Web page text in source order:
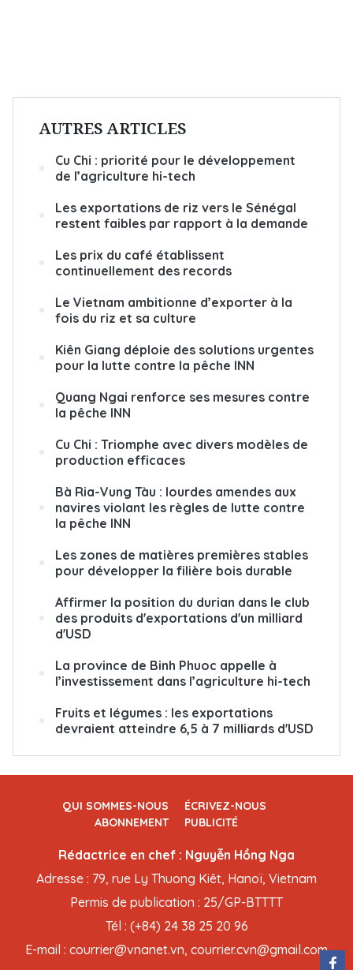
AUTRES ARTICLES
Cu Chi : priorité pour le développement
de l’agriculture hi-tech
Les exportations de riz vers le Sénégal
restent faibles par rapport à la demande
Les prix du café établissent
continuellement des records
Le Vietnam ambitionne d’exporter à la
fois du riz et sa culture
Kiên Giang déploie des solutions urgentes
pour la lutte contre la pêche INN
Quang Ngai renforce ses mesures contre
la pêche INN
Cu Chi : Triomphe avec divers modèles de
production efficaces
Bà Ria-Vung Tàu : lourdes amendes aux
navires violant les règles de lutte contre
la pêche INN
Les zones de matières premières stables
pour développer la filière bois durable
Affirmer la position du durian dans le club
des produits d'exportations d'un milliard
d'USD
La province de Binh Phuoc appelle à
l’investissement dans l’agriculture hi-tech
Fruits et légumes : les exportations
devraient atteindre 6,5 à 7 milliards d'USD
QUI SOMMES-NOUS
ÉCRIVEZ-NOUS
ABONNEMENT
PUBLICITÉ
Rédactrice en chef : Nguyễn Hồng Nga
Adresse : 79, rue Ly Thuong Kiêt, Hanoï, Vietnam
Permis de publication : 25/GP-BTTTT
Tél : (+84) 24 38 25 20 96
E-mail : courrier@vnanet.vn, courrier.cvn@gmail.com